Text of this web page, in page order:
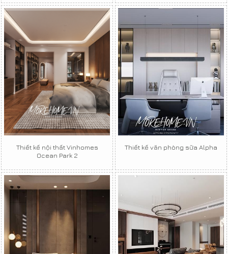
Thiết kế nội thất Vinhomes
Ocean Park 2
Thiết kế văn phòng sữa Alpha